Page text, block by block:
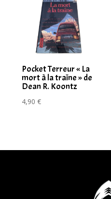
Pocket Terreur « La
mort à la traîne » de
Dean R. Koontz
4,90 €